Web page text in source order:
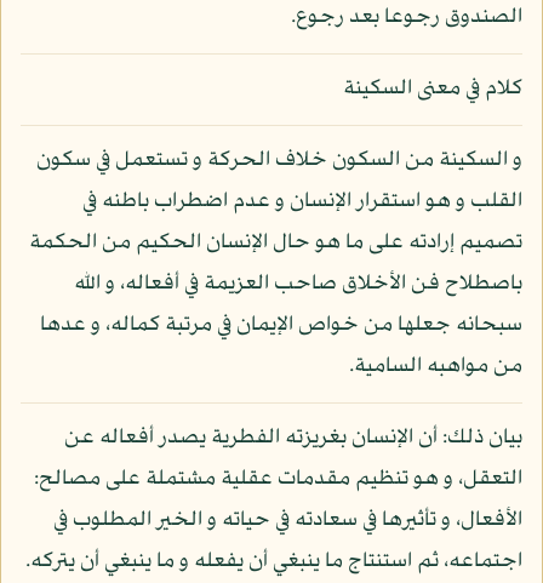
الصندوق رجوعا بعد رجوع.
كلام في معنى السكينة
و السكينة من السكون خلاف الحركة و تستعمل في سكون
القلب و هو استقرار الإنسان و عدم اضطراب باطنه في
تصميم إرادته على ما هو حال الإنسان الحكيم من الحكمة
باصطلاح فن الأخلاق صاحب العزيمة في أفعاله، و الله
سبحانه جعلها من خواص الإيمان في مرتبة كماله، و عدها
من مواهبه السامية.
بيان ذلك: أن الإنسان بغريزته الفطرية يصدر أفعاله عن
التعقل، و هو تنظيم مقدمات عقلية مشتملة على مصالح:
الأفعال، و تأثيرها في سعادته في حياته و الخير المطلوب في
اجتماعه، ثم استنتاج ما ينبغي أن يفعله و ما ينبغي أن يتركه.